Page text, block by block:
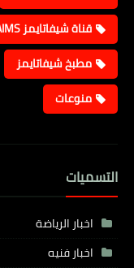
قناة شيفاتايمز TV / SHEFATAIMS
مطبخ شيفاتايمز
منوعات
التسميات
اخبار الرياضة
اخبار فنيه